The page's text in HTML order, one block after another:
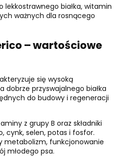
lekkostrawnego białka, witamin
ważnych dla rosnącego
– wartościowe
się wysoką
dobrze przyswajalnego białka
do budowy i regeneracji
z grupy B oraz składniki
cynk, selen, potas i fosfor.
metabolizm, funkcjonowanie
młodego psa.